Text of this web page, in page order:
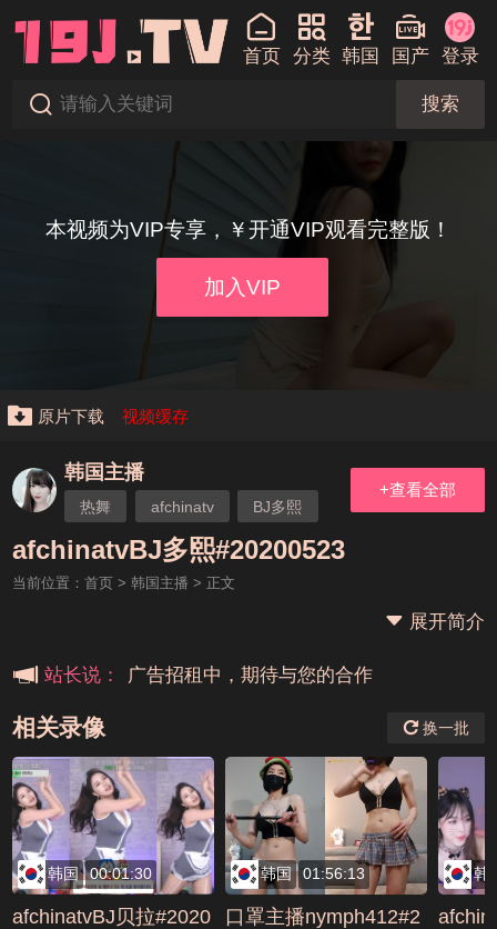
首页 分类 韩国 国产 登录
搜索
本视频为VIP专享，￥开通VIP观看完整版！
加入VIP
原片下载 视频缓存
韩国主播
热舞 afchinatv BJ多熙
+查看全部
afchinatvBJ多熙#20200523
当前位置： 首页> 韩国主播 > 正文
展开简介
站长说：
本站大事件(19j网站发展历程)
广告招租中，期待与您的合作
相关录像 换一批
韩国 00:01:30
afchinatvBJ贝拉#2020
韩国 01:56:13
口罩主播nymph412#2
韩